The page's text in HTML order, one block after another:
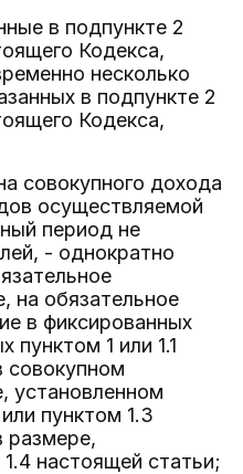
в подпункте 2
Кодекса,
несколько
в подпункте 2
Кодекса,
совокупного дохода
осуществляемой
период не
- однократно
на обязательное
в фиксированных
пунктом 1 или 1.1
совокупном
установленном
пунктом 1.3
размере,
настоящей статьи;